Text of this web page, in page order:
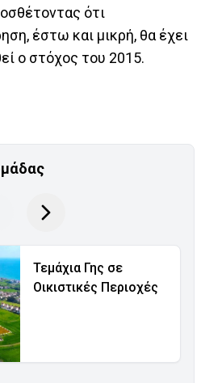
ότι
έστω και μικρή, θα έχει
ο στόχος του 2015.
Τεμάχια Γης σε
Οικιστικές Περιοχές